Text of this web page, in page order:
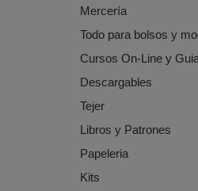
Mercería
Todo para bolsos y
Cursos On-Line y
Descargables
Tejer
Libros y Patrones
Papeleria
Kits